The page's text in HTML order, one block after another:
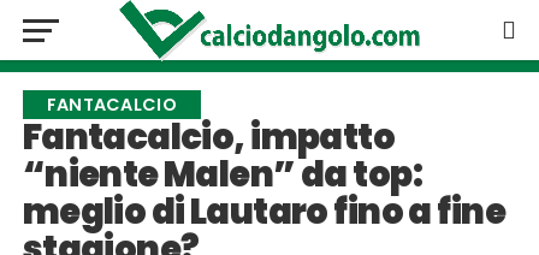
FANTACALCIO
Fantacalcio, impatto
“niente Malen” da top:
meglio di Lautaro fino a fine